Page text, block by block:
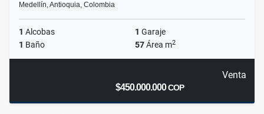
Medellín, Antioquia, Colombia
1 Alcobas 1 Garaje
1 Baño 57Área m2
Venta
$450.000.000COP